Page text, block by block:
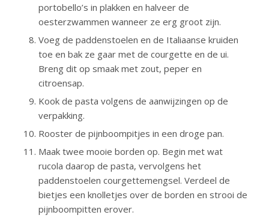
portobello’s in plakken en halveer de
oesterzwammen wanneer ze erg groot zijn.
Voeg de paddenstoelen en de Italiaanse kruiden
toe en bak ze gaar met de courgette en de ui.
Breng dit op smaak met zout, peper en
citroensap.
Kook de pasta volgens de aanwijzingen op de
verpakking.
Rooster de pijnboompitjes in een droge pan.
Maak twee mooie borden op. Begin met wat
rucola daarop de pasta, vervolgens het
paddenstoelen courgettemengsel. Verdeel de
bietjes een knolletjes over de borden en strooi de
pijnboompitten erover.